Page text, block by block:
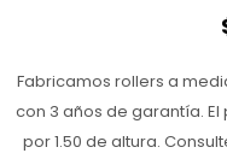
Fabricamos rollers a
con 3 años de garantía.
por 1.50 de altura.